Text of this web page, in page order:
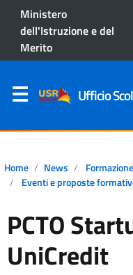
Ministero
dell'Istruzione e del
Merito
Ufficio
Home News
Eventi e proposte
PCTO
UniCredit